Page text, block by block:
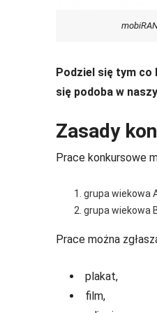
Podziel się tym
się podoba w
Zasady
Prace konkursowe
grupa wiekowa
grupa wiekowa
Prace można
plakat,
film,